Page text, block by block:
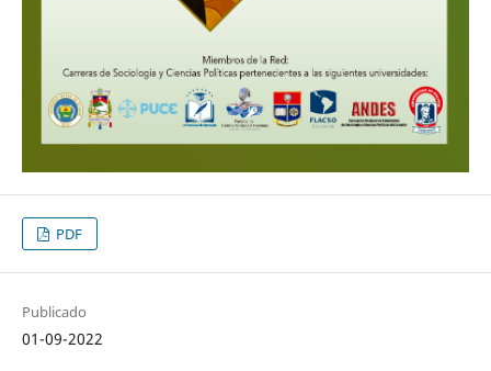
PDF
Publicado
01-09-2022